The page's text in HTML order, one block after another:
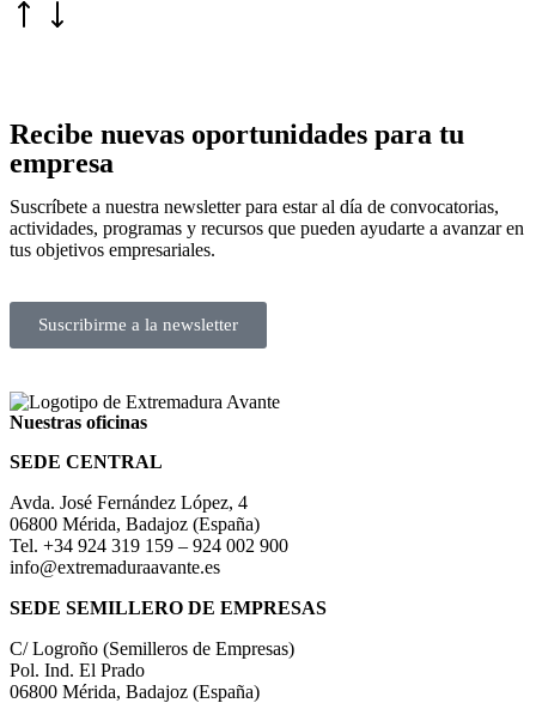
Recibe nuevas oportunidades para tu
empresa
Suscríbete a nuestra newsletter para estar al día de convocatorias,
actividades, programas y recursos que pueden ayudarte a avanzar en
tus objetivos empresariales.
Suscribirme a la newsletter
Nuestras oficinas
SEDE CENTRAL
Avda. José Fernández López, 4
06800 Mérida, Badajoz (España)
Tel. +34 924 319 159 – 924 002 900
info@extremaduraavante.es
SEDE SEMILLERO DE EMPRESAS
C/ Logroño (Semilleros de Empresas)
Pol. Ind. El Prado
06800 Mérida, Badajoz (España)